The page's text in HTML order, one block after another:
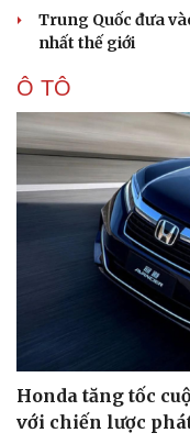
Trung Quốc đưa
nhất thế giới
Ô TÔ
Honda tăng tốc
với chiến lược